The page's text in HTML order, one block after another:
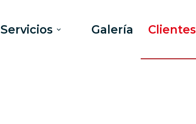
Servicios Galería Clientes